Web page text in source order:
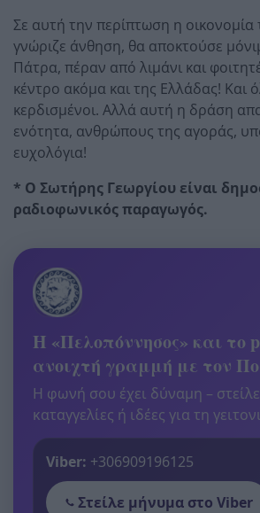
Σε αυτή την περίπτωση η
γνώριζε άνθηση, θα αποκτούσε
Πάτρα, πέραν από λιμάνι και
κέντρο ακόμα και της Ελλάδας! Και
κερδισμένοι. Αλλά αυτή η δράση
ενότητα, ανθρώπους της αγοράς,
ευχολόγια!
* Ο Σωτήρης Γεωργίου είναι
ραδιοφωνικός παραγωγός.
Η «Πελοπόννησος» και το
ανοιχτή γραμμή με τον
Η φωνή σου έχει δύναμη –
καταγγελίες ή ιδέες για τη
Viber: +306909196125
Στείλε μήνυμα στο Viber